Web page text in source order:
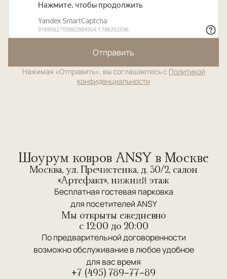
Отправить
Нажимая «Отправить», вы соглашаетесь с Политикой
конфиденциальности
Шоурум ковров ANSY в Москве
Москва, ул. Пречистенка, д. 30/2, салон
«Артефакт», нижний этаж
Бесплатная гостевая парковка
для посетителей ANSY
Мы открыты ежедневно
c 12:00 до 20:00
По предварительной договоренности
возможно обслуживание в любое удобное
для вас время
+7 (495) 789-77-89